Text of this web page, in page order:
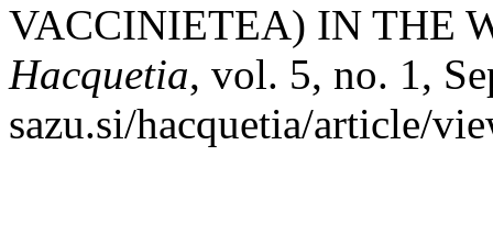
VACCINIETEA) IN THE
Hacquetia, vol. 5, no. 1,
sazu.si/hacquetia/article/